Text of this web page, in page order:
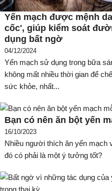
Yến mạch được mệnh
cốc', giúp kiểm soát
dụng bất ngờ
04/12/2024
Yến mạch sử dụng trong bữa
không mất nhiều thời gian để
sức khỏe, nhất...
Bạn có nên ăn bột yến
16/10/2023
Nhiều người thích ăn yến mạch
đó có phải là một ý tưởng tốt?